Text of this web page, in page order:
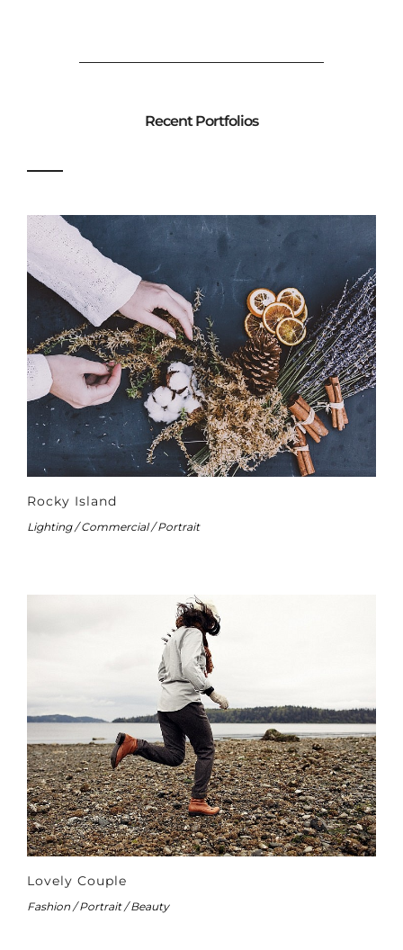
Recent Portfolios
Rocky Island
Lighting / Commercial / Portrait
Lovely Couple
Fashion / Portrait / Beauty